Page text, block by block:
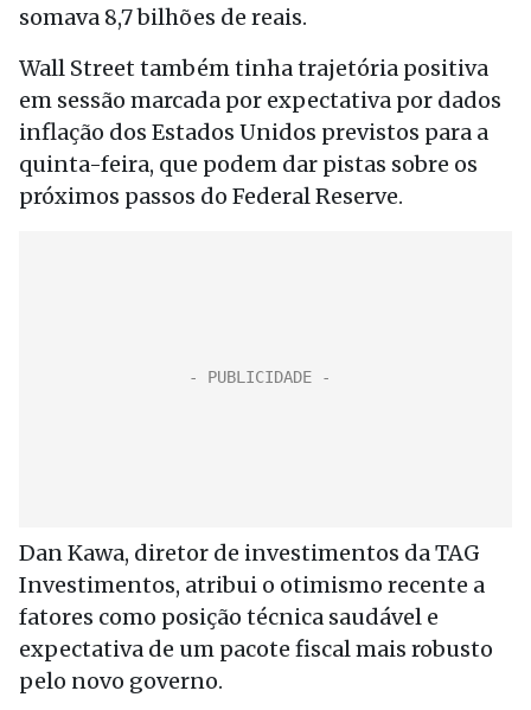
somava 8,7 bilhões de reais.
Wall Street também tinha trajetória positiva
em sessão marcada por expectativa por dados
inflação dos Estados Unidos previstos para a
quinta-feira, que podem dar pistas sobre os
próximos passos do Federal Reserve.
Dan Kawa, diretor de investimentos da TAG
Investimentos, atribui o otimismo recente a
fatores como posição técnica saudável e
expectativa de um pacote fiscal mais robusto
pelo novo governo.